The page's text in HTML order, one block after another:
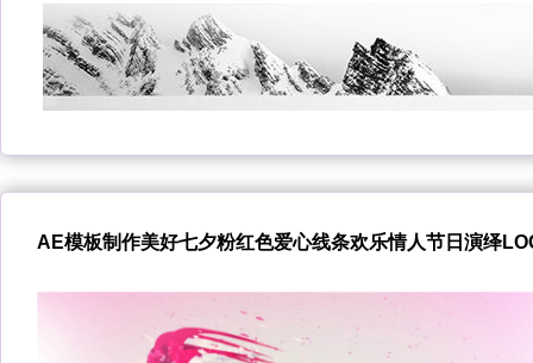
AE模板制作美好七夕粉红色爱心线条欢乐情人节日演绎